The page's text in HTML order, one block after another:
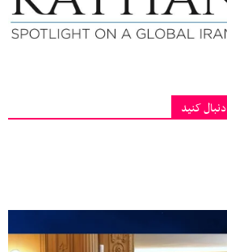
کنید